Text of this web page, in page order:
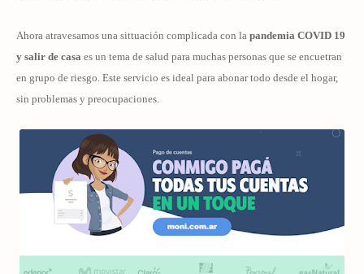
Ahora atravesamos una sittuación complicada con la pandemia COVID 19
y salir de casa es un tema de salud para muchas personas que se encuetran
en grupo de riesgo. Este servicio es ideal para abonar todo desde el hogar,
sin problemas y preocupaciones.